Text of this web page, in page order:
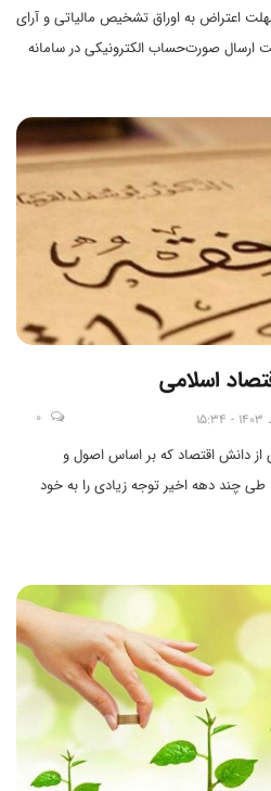
اعتراض به اوراق تشخیص مالیاتی و آرای
ارسال صورت‌حساب الکترونیکی در سامانه
اسلامی
0
از دانش اقتصاد که بر اساس اصول و
چند دهه اخیر توجه زیادی را به خود